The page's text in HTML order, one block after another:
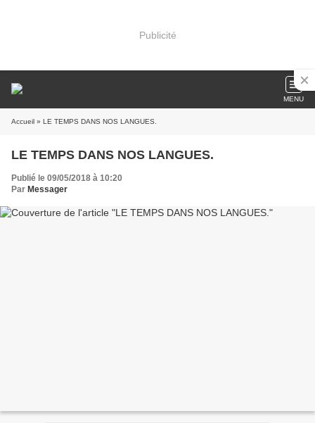
Publicité
MENU
Accueil » LE TEMPS DANS NOS LANGUES.
LE TEMPS DANS NOS LANGUES.
Publié le 09/05/2018 à 10:20
Par Messager